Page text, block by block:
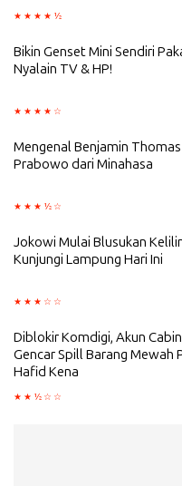
Bikin Genset Mini Sendiri
Nyalain TV & HP!
Mengenal Benjamin
Prabowo dari Minahasa
Jokowi Mulai Blusukan
Kunjungi Lampung Hari Ini
Diblokir Komdigi, Akun
Gencar Spill Barang Mewah
Hafid Kena